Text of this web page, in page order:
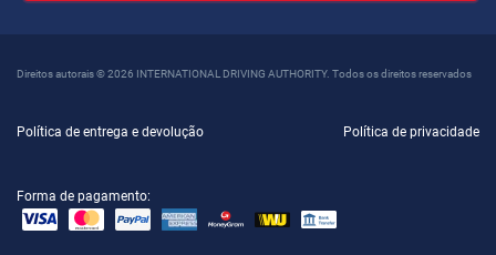
Direitos autorais © 2026 INTERNATIONAL DRIVING AUTHORITY. Todos os direitos reservados
Política de entrega e devolução Política de privacidade
Forma de pagamento: